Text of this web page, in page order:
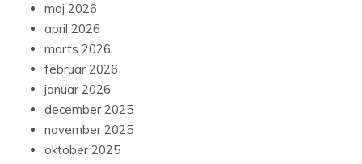
maj 2026
april 2026
marts 2026
februar 2026
januar 2026
december 2025
november 2025
oktober 2025